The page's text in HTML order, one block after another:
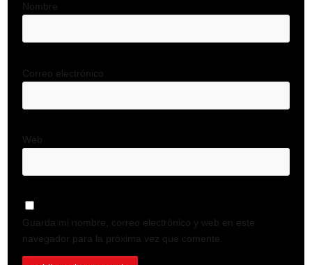
Nombre
Correo electrónico
Web
Guarda mi nombre, correo electrónico y web en este
navegador para la próxima vez que comente.